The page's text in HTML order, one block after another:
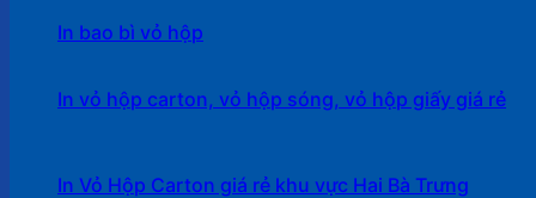
In bao bì vỏ hộp
In vỏ hộp carton, vỏ hộp sóng, vỏ hộp giấy giá rẻ
In Vỏ Hộp Carton giá rẻ khu vực Hai Bà Trưng